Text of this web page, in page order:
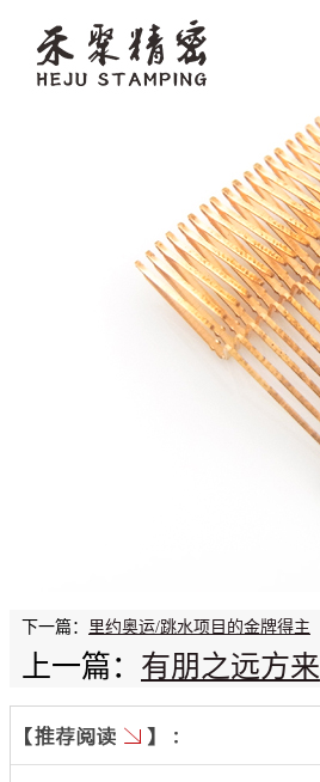
下一篇： 里约奥运/跳水项目的金牌得主
上一篇： 有朋之远方来